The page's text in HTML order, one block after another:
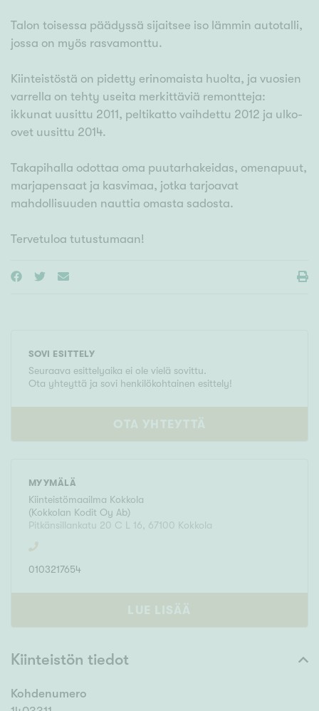
Talon toisessa päädyssä sijaitsee iso lämmin autotalli,
jossa on myös rasvamonttu.
Kiinteistöstä on pidetty erinomaista huolta, ja vuosien
varrella on tehty useita merkittäviä remontteja:
ikkunat uusittu 2011, peltikatto vaihdettu 2012 ja ulko-
ovet uusittu 2014.
Takapihalla odottaa oma puutarhakeidas, omenapuut,
marjapensaat ja kasvimaa, jotka tarjoavat
mahdollisuuden nauttia omasta sadosta.
Tervetuloa tutustumaan!
SOVI ESITTELY
Seuraava esittelyaika ei ole vielä sovittu.
Ota yhteyttä ja sovi henkilökohtainen esittely!
OTA YHTEYTTÄ
MYYMÄLÄ
Kiinteistömaailma Kokkola
(Kokkolan Kodit Oy Ab)
Pitkänsillankatu 20 C L 16, 67100 Kokkola
0103217654
LUE LISÄÄ
Kiinteistön tiedot
Kohdenumero